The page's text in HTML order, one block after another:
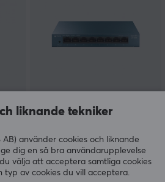
LS108G Nätverksswitch
(0)
liknande tekniker
AB) använder cookies och liknande
dig en så bra användarupplevelse
välja att acceptera samtliga cookies
typ av cookies du vill acceptera.